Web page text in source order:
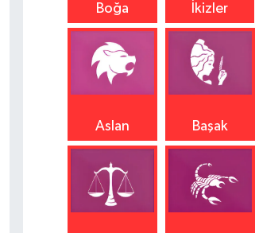
Boğa İkizler
Aslan Başak